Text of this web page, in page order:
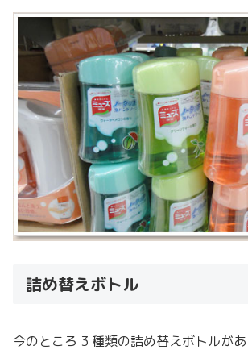
詰め替えボトル
今のところ 3 種類の詰め替えボトルが